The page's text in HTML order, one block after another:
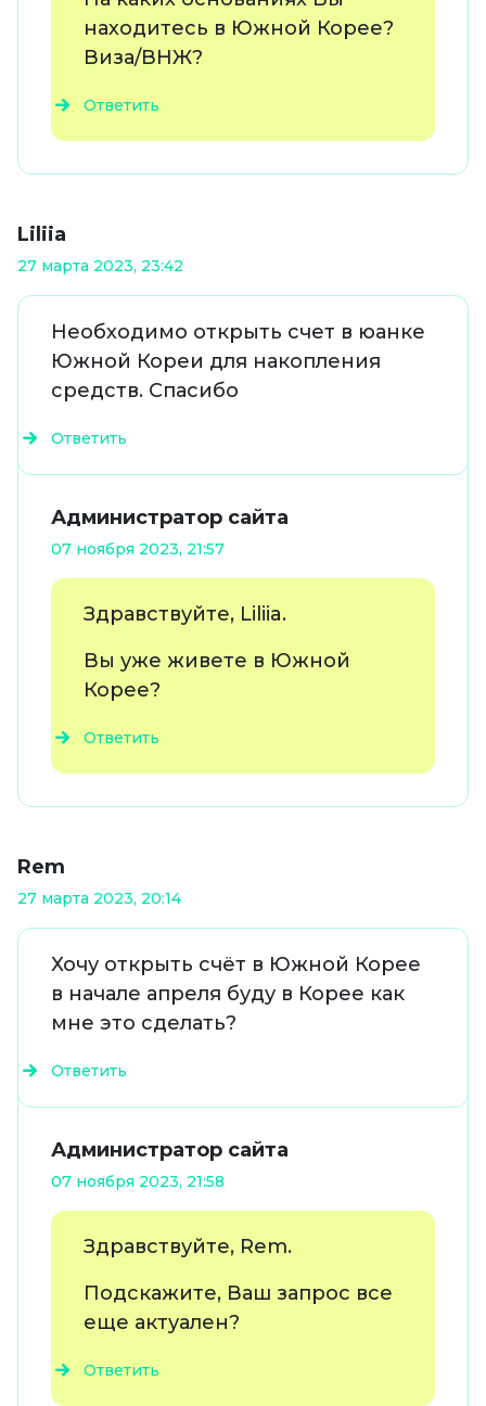
находитесь в Южной Корее?
Виза/ВНЖ?
Ответить
Liliia
27 марта 2023, 23:42
Необходимо открыть счет в юанке
Южной Кореи для накопления
средств. Спасибо
Ответить
Администратор сайта
07 ноября 2023, 21:57
Здравствуйте, Liliia.
Вы уже живете в Южной
Корее?
Ответить
Rem
27 марта 2023, 20:14
Хочу открыть счёт в Южной Корее
в начале апреля буду в Корее как
мне это сделать?
Ответить
Администратор сайта
07 ноября 2023, 21:58
Здравствуйте, Rem.
Подскажите, Ваш запрос все
еще актуален?
Ответить